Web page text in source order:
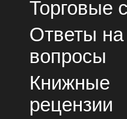
Торговые
Ответы на
вопросы
Книжные
рецензии